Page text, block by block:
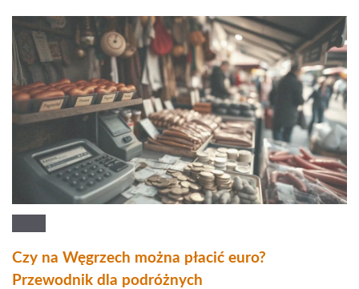
Czy na Węgrzech można płacić euro?
Przewodnik dla podróżnych